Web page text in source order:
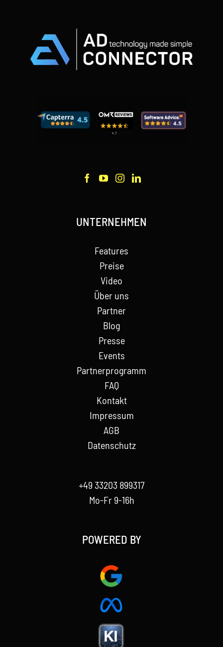
UNTERNEHMEN
Features
Preise
Video
Über uns
Partner
Blog
Presse
Events
Partnerprogramm
FAQ
Kontakt
Impressum
AGB
Datenschutz
+49 33203 899317
Mo-Fr 9-16h
POWERED BY